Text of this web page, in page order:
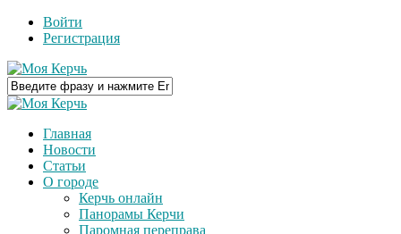
Войти
Регистрация
Главная
Новости
Статьи
О городе
Керчь онлайн
Панорамы Керчи
Паромная переправа